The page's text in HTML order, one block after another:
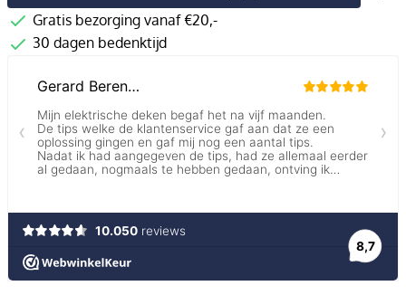
Gratis bezorging vanaf €20,-
30 dagen bedenktijd